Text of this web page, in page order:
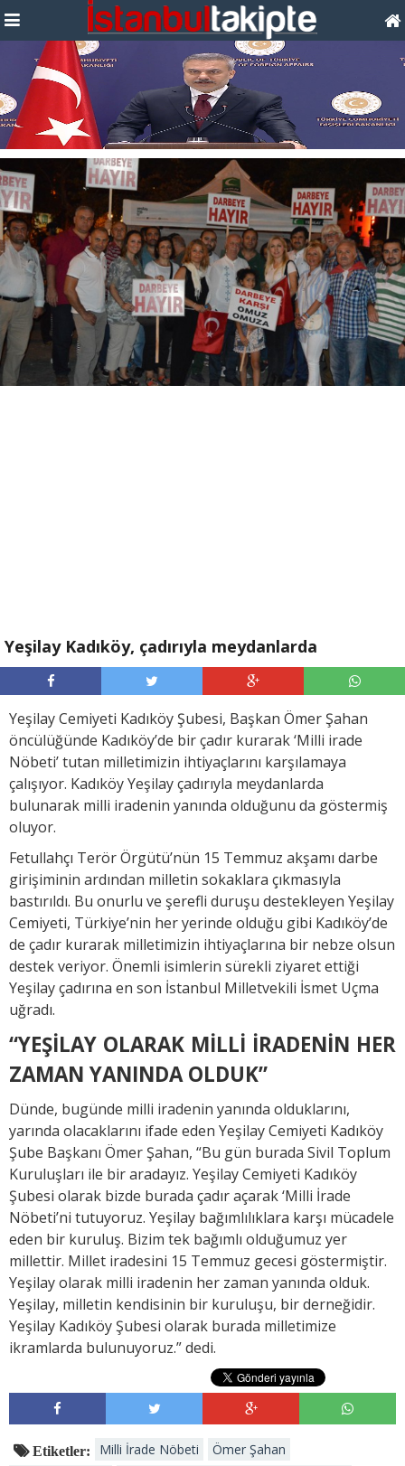
Yeşilay Kadıköy, çadırıyla meydanlarda
Yeşilay Cemiyeti Kadıköy Şubesi, Başkan Ömer Şahan
öncülüğünde Kadıköy’de bir çadır kurarak ‘Milli irade
Nöbeti’ tutan milletimizin ihtiyaçlarını karşılamaya
çalışıyor. Kadıköy Yeşilay çadırıyla meydanlarda
bulunarak milli iradenin yanında olduğunu da göstermiş
oluyor.
Fetullahçı Terör Örgütü’nün 15 Temmuz akşamı darbe
girişiminin ardından milletin sokaklara çıkmasıyla
bastırıldı. Bu onurlu ve şerefli duruşu destekleyen Yeşilay
Cemiyeti, Türkiye’nin her yerinde olduğu gibi Kadıköy’de
de çadır kurarak milletimizin ihtiyaçlarına bir nebze olsun
destek veriyor. Önemli isimlerin sürekli ziyaret ettiği
Yeşilay çadırına en son İstanbul Milletvekili İsmet Uçma
uğradı.
“YEŞİLAY OLARAK MİLLİ İRADENİN HER
ZAMAN YANINDA OLDUK”
Dünde, bugünde milli iradenin yanında olduklarını,
yarında olacaklarını ifade eden Yeşilay Cemiyeti Kadıköy
Şube Başkanı Ömer Şahan, “Bu gün burada Sivil Toplum
Kuruluşları ile bir aradayız. Yeşilay Cemiyeti Kadıköy
Şubesi olarak bizde burada çadır açarak ‘Milli İrade
Nöbeti’ni tutuyoruz. Yeşilay bağımlılıklara karşı mücadele
eden bir kuruluş. Bizim tek bağımlı olduğumuz yer
millettir. Millet iradesini 15 Temmuz gecesi göstermiştir.
Yeşilay olarak milli iradenin her zaman yanında olduk.
Yeşilay, milletin kendisinin bir kuruluşu, bir derneğidir.
Yeşilay Kadıköy Şubesi olarak burada milletimize
ikramlarda bulunuyoruz.” dedi.
Etiketler: Milli İrade Nöbeti
Ömer Şahan